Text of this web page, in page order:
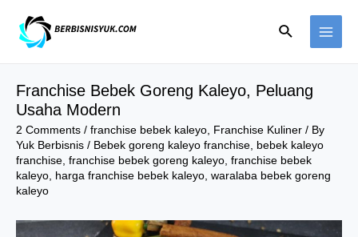
content
Search
Franchise Bebek Goreng Kaleyo, Peluang
Usaha Modern
2 Comments / franchise bebek kaleyo Franchise Kuliner / By
Yuk Berbisnis / Bebek goreng kaleyo franchise bebek kaleyo
franchise franchise bebek goreng kaleyo franchise bebek
kaleyo harga franchise bebek kaleyo waralaba bebek goreng
kaleyo